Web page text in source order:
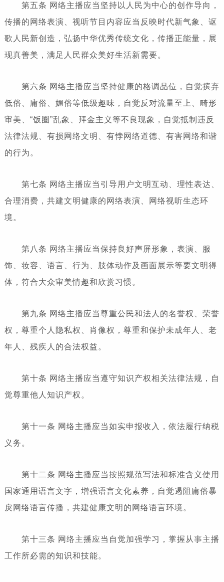
第五条 网络主播应当坚持以人民为中心的创作导向，
传播的网络表演、视听节目内容应当反映时代新气象、讴
歌人民新创造，弘扬中华优秀传统文化，传播正能量，展
现真善美，满足人民群众美好生活新需要。
第六条 网络主播应当坚持健康的格调品位，自觉摈弃
低俗、庸俗、媚俗等低级趣味，自觉反对流量至上、畸形
审美、“饭圈”乱象、拜金主义等不良现象，自觉抵制违反
法律法规、有损网络文明、有悖网络道德、有害网络和谐
的行为。
第七条 网络主播应当引导用户文明互动、理性表达、
合理消费，共建文明健康的网络表演、网络视听生态环
境。
第八条 网络主播应当保持良好声屏形象，表演、服
饰、妆容、语言、行为、肢体动作及画面展示等要文明得
体，符合大众审美情趣和欣赏习惯。
第九条 网络主播应当尊重公民和法人的名誉权、荣誉
权，尊重个人隐私权、肖像权，尊重和保护未成年人、老
年人、残疾人的合法权益。
第十条 网络主播应当遵守知识产权相关法律法规，自
觉尊重他人知识产权。
第十一条 网络主播应当如实申报收入，依法履行纳税
义务。
第十二条 网络主播应当按照规范写法和标准含义使用
国家通用语言文字，增强语言文化素养，自觉遏阻庸俗暴
戾网络语言传播，共建健康文明的网络语言环境。
第十三条 网络主播应当自觉加强学习，掌握从事主播
工作所必需的知识和技能。